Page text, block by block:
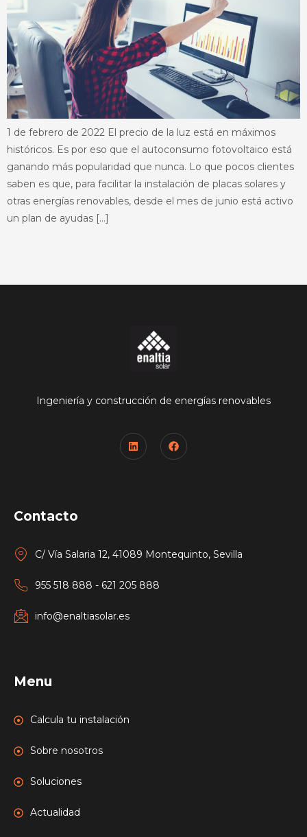
1 de febrero de 2022 El precio de la luz está en máximos
históricos. Es por eso que el autoconsumo fotovoltaico está
ganando más popularidad que nunca. Lo que pocos clientes
saben es que, para facilitar la instalación de placas solares y
otras energías renovables, desde el mes de junio está activo
un plan de ayudas […]
Ingeniería y construcción de energías renovables
Contacto
C/ Vía Salaria 12, 41089 Montequinto, Sevilla
955 518 888 - 621 205 888
info@enaltiasolar.es
Menu
Calcula tu instalación
Sobre nosotros
Soluciones
Actualidad